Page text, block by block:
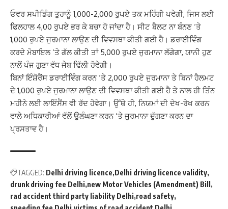
ਓਵਰ ਸਪੀਡਿੰਗ ਤੁਹਾਨੂੰ 1,000-2,000 ਰੁਪਏ ਤਕ ਮਹਿੰਗੀ ਪਵੇਗੀ, ਜਿਸ ਲਈ
ਫਿਲਹਾਲ 4,00 ਰੁਪਏ ਭਰ ਕੇ ਬਚਾ ਹੋ ਜਾਂਦਾ ਹੈ। ਸੀਟ ਬੈਲਟ ਨਾ ਬੰਨਣ ‘ਤੇ
1,000 ਰੁਪਏ ਜੁਰਮਾਨਾ ਲਾਉਣ ਦੀ ਵਿਵਸਥਾ ਕੀਤੀ ਗਈ ਹੈ। ਡਰਾਈਵਿੰਗ
ਕਰਦੇ ਮੋਬਾਇਲ ‘ਤੇ ਗੱਲ ਕੀਤੀ ਤਾਂ 5,000 ਰੁਪਏ ਜੁਰਮਾਨਾ ਲੱਗੇਗਾ, ਯਾਨੀ ਹੁਣ
ਨਾਲੋਂ ਪੰਜ ਗੁਣਾ ਵੱਧ ਜੇਬ ਢਿੱਲੀ ਹੋਵੇਗੀ।
ਬਿਨਾਂ ਇੰਸ਼ੋਰੈਂਸ ਡਰਾਈਵਿੰਗ ਕਰਨ ‘ਤੇ 2,000 ਰੁਪਏ ਜੁਰਮਾਨਾ ਤੇ ਬਿਨਾਂ ਹੈਲਮਟ
ਦੇ 1,000 ਰੁਪਏ ਜੁਰਮਾਨਾ ਲਾਉਣ ਦੀ ਵਿਵਸਥਾ ਕੀਤੀ ਗਈ ਹੈ ਤੇ ਨਾਲ ਹੀ ਤਿੰਨ
ਮਹੀਨੇ ਲਈ ਲਾਇੰਸੈਂਸ ਵੀ ਰੱਦ ਹੋਵੇਗਾ। ਉੱਥੇ ਹੀ, ਨਿਯਮਾਂ ਦੀ ਦੇਖ-ਰੇਖ ਕਰਨ
ਵਾਲੇ ਅਧਿਕਾਰੀਆਂ ਵੱਲੋਂ ਉਲੰਘਣਾ ਕਰਨ ‘ਤੇ ਜੁਰਮਾਨਾ ਦੁੱਗਣਾ ਕਰਨ ਦਾ
ਪ੍ਰਸਤਾਵ ਹੈ।
TAGGED: Delhi driving licence Delhi driving licence validity
drunk driving fee Delhi new Motor Vehicles (Amendment) Bill
rad accident third party liability Delhi road safety